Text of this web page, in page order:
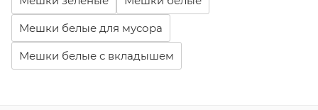
Мешки белые для мусора
Мешки белые с вкладышем